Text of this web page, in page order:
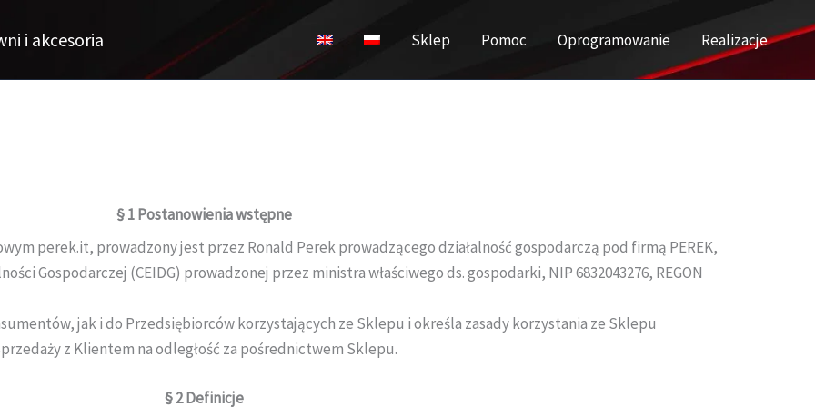
i akcesoria Sklep Pomoc Oprogramowanie Realizacje
§ 1 Postanowienia wstępne
perek.it, prowadzony jest przez Ronald Perek prowadzącego działalność gospodarczą pod firmą PEREK,
Gospodarczej (CEIDG) prowadzonej przez ministra właściwego ds. gospodarki, NIP 6832043276, REGON
jak i do Przedsiębiorców korzystających ze Sklepu i określa zasady korzystania ze Sklepu
z Klientem na odległość za pośrednictwem Sklepu.
§ 2 Definicje